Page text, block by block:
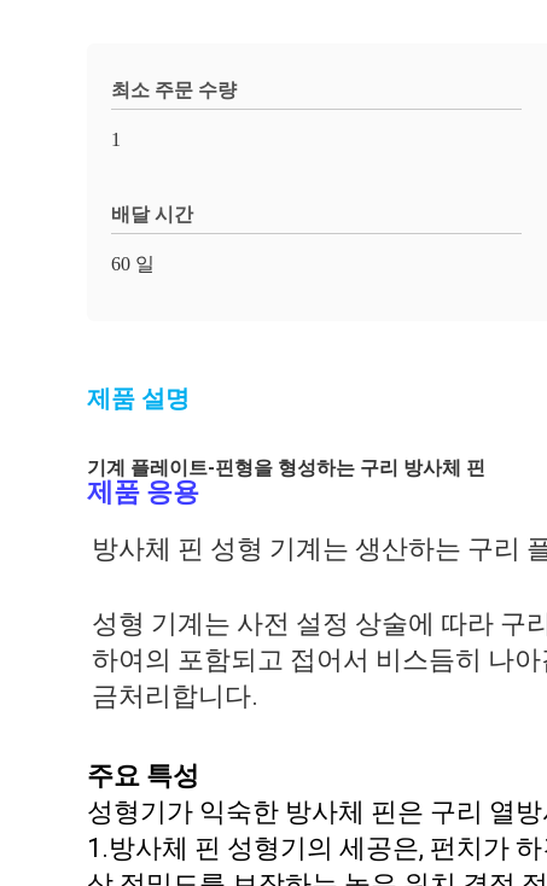
최소 주문 수량
1
배달 시간
60 일
제품 설명
기계 플레이트-핀형을 형성하는 구리 방사체 핀
제품 응용
방사체 핀 성형 기계는 생산하는 구리
성형 기계는 사전 설정 상술에 따라 구
하여의 포함되고 접어서 비스듬히 나
금처리합니다.
주요 특성
성형기가 익숙한 방사체 핀은 구리 열
1.방사체 핀 성형기의 세공은, 펀치가